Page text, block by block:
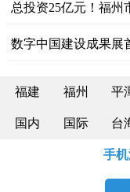
总投资25亿元！福州
数字中国建设成果展
福建 福州 平
国内 国际 台
手机